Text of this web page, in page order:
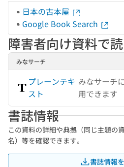
日本の古本屋
Google Book Search
障害者向け資料で
みなサーチ
プレーンテキ
スト
みなサーチ
用できます
書誌情報
この資料の詳細や典拠（同じ主題の
名）等を確認できます。
書誌情報